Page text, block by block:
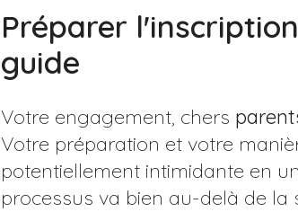
Préparer
guide
Votre engagement, chers
Votre préparation et votre
potentiellement intimidante en
processus va bien au-delà de la